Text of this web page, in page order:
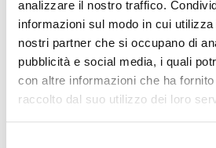
analizzare il nostro traffico.
informazioni sul modo in cui
nostri partner che si occupano di
pubblicità e social media, i quali
con altre informazioni che ha
raccolto dal suo utilizzo dei loro
Contatti